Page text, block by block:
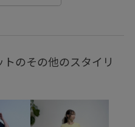
ー シアー素材 シボ感
スーツ セット
のその他のスタイリ